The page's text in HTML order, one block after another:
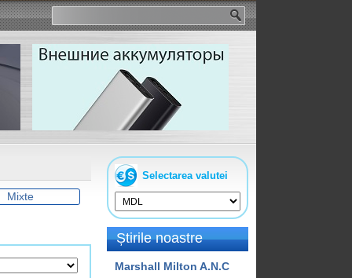
Mixte
Selectarea valutei
Știrile noastre
Marshall Milton A.N.C